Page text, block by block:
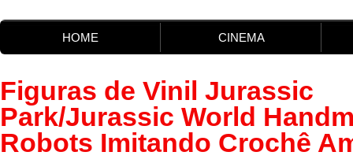
HOME CINEMA
Figuras de Vinil Jurassic
Park/Jurassic World
Robots Imitando Crochê